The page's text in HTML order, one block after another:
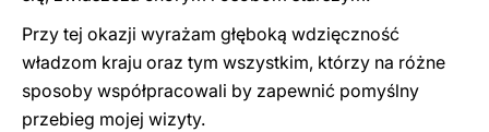
Przy tej okazji wyrażam głęboką wdzięczność
władzom kraju oraz tym wszystkim, którzy na różne
sposoby współpracowali by zapewnić pomyślny
przebieg mojej wizyty.